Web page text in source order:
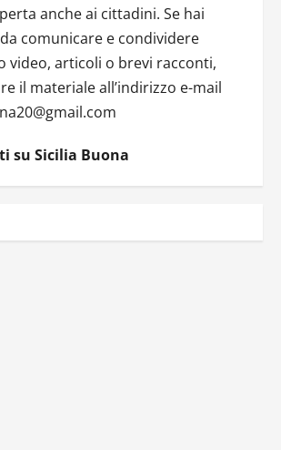
anche ai cittadini. Se hai
comunicare e condividere
video, articoli o brevi racconti,
il materiale all’indirizzo e-mail
su Sicilia Buona